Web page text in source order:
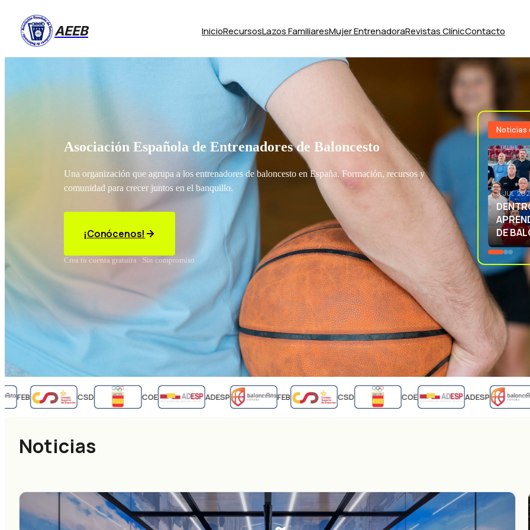
AEEB InicioRecursosLazos FamiliaresMujer EntrenadoraRevistas ClínicContacto
Asociación Española de Entrenadores de Baloncesto
Una organización que agrupa a los entrenadores de baloncesto en España. Formación, recursos y
comunidad para crecer juntos en el banquillo.
¡Conócenos!
Crea tu cuenta gratuita · Sin compromiso
Noticias
3 JUL
LA
FEB CSD COE ADESP FEB CSD COE ADESP
Noticias